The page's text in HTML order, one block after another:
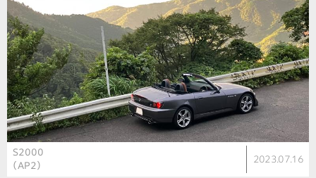
S2000
（AP2）
2023.07.16